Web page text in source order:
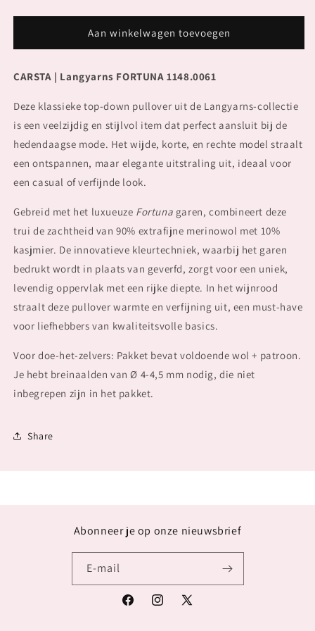
verlagen
voor
Top
CARSTA
verhogen
voor
Pullover
Top
CARSTA
Aan winkelwagen toevoegen
CARSTA | Langyarns FORTUNA 1148.0061
Deze klassieke top-down pullover uit de Langyarns-collectie
is een veelzijdig en stijlvol item dat perfect aansluit bij de
hedendaagse mode. Het wijde, korte, en rechte model straalt
een ontspannen, maar elegante uitstraling uit, ideaal voor
een casual of verfijnde look.
Gebreid met het luxueuze Fortuna garen, combineert deze
trui de zachtheid van 90% extrafijne merinowol met 10%
kasjmier. De innovatieve kleurtechniek, waarbij het garen
bedrukt wordt in plaats van geverfd, zorgt voor een uniek,
levendig oppervlak met een rijke diepte. In het wijnrood
straalt deze pullover warmte en verfijning uit, een must-have
voor liefhebbers van kwaliteitsvolle basics.
Voor doe-het-zelvers: Pakket bevat voldoende wol + patroon.
Je hebt breinaalden van Ø 4-4,5 mm nodig, die niet
inbegrepen zijn in het pakket.
Share
Abonneer je op onze nieuwsbrief
E‑mail
FacebookInstagram
X